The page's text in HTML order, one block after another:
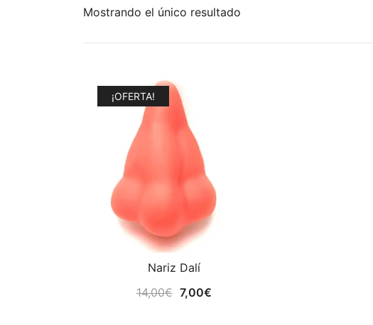
Mostrando el único resultado
¡OFERTA!
Nariz Dalí
14,00€ El
7,00€El